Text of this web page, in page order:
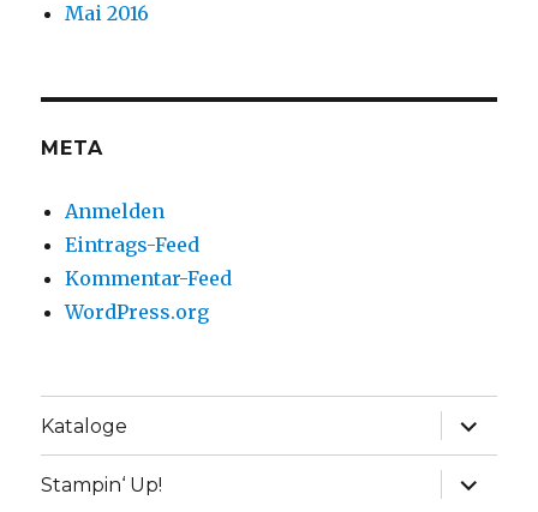
Mai 2016
META
Anmelden
Eintrags-Feed
Kommentar-Feed
WordPress.org
Kataloge
Stampin‘ Up!